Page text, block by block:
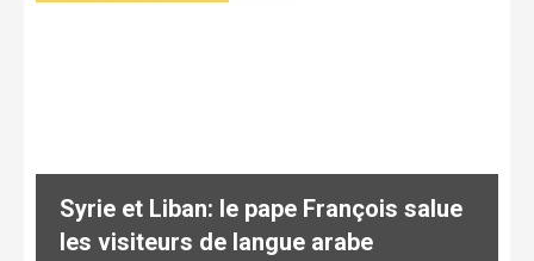
Syrie et Liban: le pape François salue
les visiteurs de langue arabe